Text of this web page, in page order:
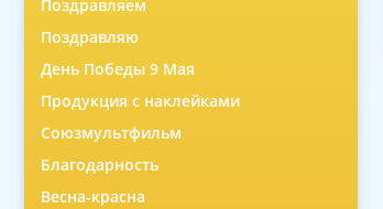
Поздравляем
Поздравляю
День Победы 9 Мая
Продукция с наклейками
Союзмультфильм
Благодарность
Весна-красна